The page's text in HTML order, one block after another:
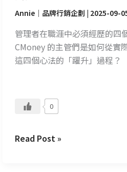
Annie｜品牌行銷企劃 | 2025-09-
管理者在職涯中必須經歷的四
CMoney 的主管們是如何從實
這四個心法的「躍升」過程？
0
Read Post »